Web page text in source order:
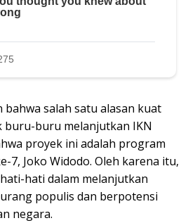
bahwa salah satu alasan kuat
buru-buru melanjutkan IKN
proyek ini adalah program
7, Joko Widodo. Oleh karena itu,
hati dalam melanjutkan
populis dan berpotensi
negara.